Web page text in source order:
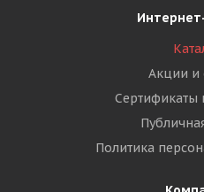
Акции и
Сертификаты
Политика